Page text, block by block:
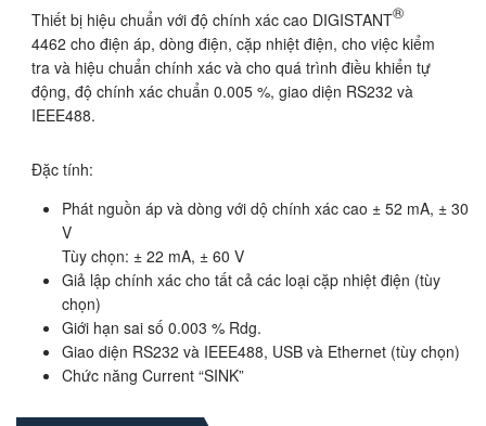
Thiết bị hiệu chuẩn với độ chính xác cao DIGISTANT®
4462 cho điện áp, dòng điện, cặp nhiệt điện, cho việc kiểm
tra và hiệu chuẩn chính xác và cho quá trình điều khiển tự
động, độ chính xác chuẩn 0.005 %, giao diện RS232 và
IEEE488.
Đặc tính:
Phát nguồn áp và dòng với dộ chính xác cao ± 52 mA, ± 30
V
Tùy chọn: ± 22 mA, ± 60 V
Giả lập chính xác cho tất cả các loại cặp nhiệt điện (tùy
chọn)
Giới hạn sai số 0.003 % Rdg.
Giao diện RS232 và IEEE488, USB và Ethernet (tùy chọn)
Chức năng Current “SINK”